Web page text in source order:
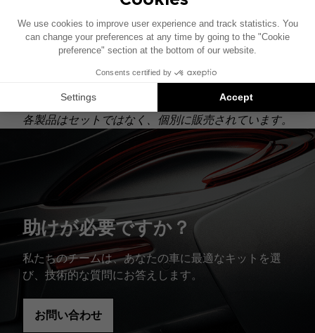
このインストール図は、純正オーディオシステムを搭
載した車両を基に作成されています。特定のハイファ
イオプションが装備されている場合、本図に示された
構成要素の配置が異なることがあります。
Focal Insideのインストールは対応製品の提案です。
各製品はセットではなく、個別に販売されています。
助けが必要ですか？
私たちのチームは、あなたの車に最適なキットを選
び、技術的な質問にお答えします。
お問い合わせ